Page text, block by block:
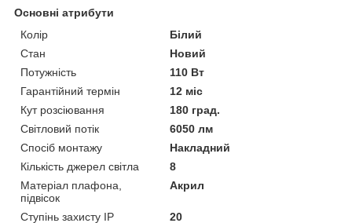
Основні атрибути
Колір
Білий
Стан
Новий
Потужність
110 Вт
Гарантійний термін
12 міс
Кут розсіювання
180 град.
Світловий потік
6050 лм
Спосіб монтажу
Накладний
Кількість джерел світла
8
Матеріал плафона,
підвісок
Акрил
Ступінь захисту IP 20